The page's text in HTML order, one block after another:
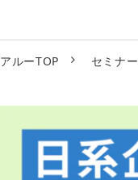
アルーTOP セミナー